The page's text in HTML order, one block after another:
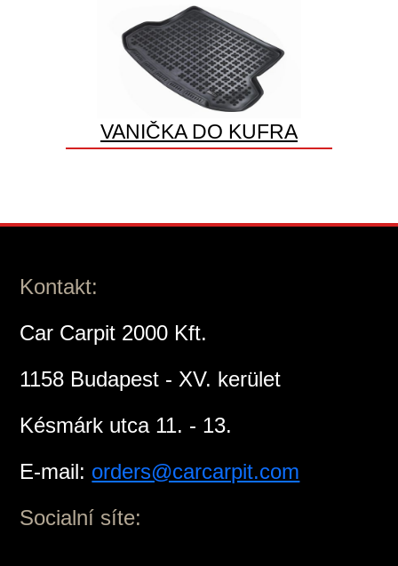
VANIČKA DO KUFRA
Kontakt:
Car Carpit 2000 Kft.
1158 Budapest - XV. kerület
Késmárk utca 11. - 13.
E-mail: orders@carcarpit.com
Socialní síte: